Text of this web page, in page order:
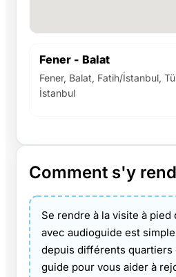
Fener - Balat
Fener, Balat, Fatih/İstanbul,
İstanbul
Comment s'y
Se rendre à la visite à pied
avec audioguide est
depuis différents quartiers
guide pour vous aider à